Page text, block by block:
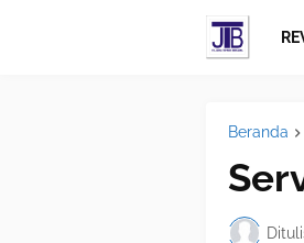
Beranda